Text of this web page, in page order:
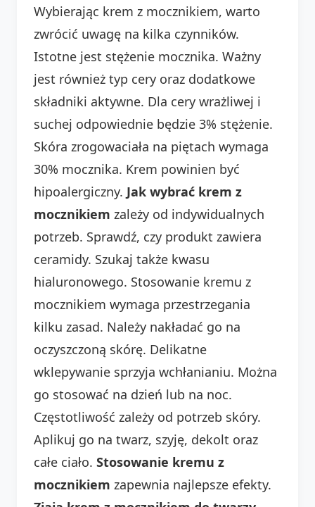
Wybierając krem z mocznikiem, warto
zwrócić uwagę na kilka czynników.
Istotne jest stężenie mocznika. Ważny
jest również typ cery oraz dodatkowe
składniki aktywne. Dla cery wrażliwej i
suchej odpowiednie będzie 3% stężenie.
Skóra zrogowaciała na piętach wymaga
30% mocznika. Krem powinien być
hipoalergiczny. Jak wybrać krem z
mocznikiem zależy od indywidualnych
potrzeb. Sprawdź, czy produkt zawiera
ceramidy. Szukaj także kwasu
hialuronowego. Stosowanie kremu z
mocznikiem wymaga przestrzegania
kilku zasad. Należy nakładać go na
oczyszczoną skórę. Delikatne
wklepywanie sprzyja wchłanianiu. Można
go stosować na dzień lub na noc.
Częstotliwość zależy od potrzeb skóry.
Aplikuj go na twarz, szyję, dekolt oraz
całe ciało. Stosowanie kremu z
mocznikiem zapewnia najlepsze efekty.